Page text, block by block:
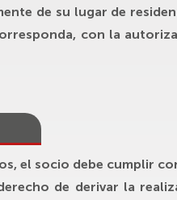
de su lugar de
con la
el socio debe cumplir
de derivar la